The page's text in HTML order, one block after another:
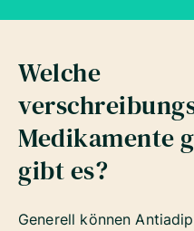
Welche
Medikamente
gibt es?
Generell können